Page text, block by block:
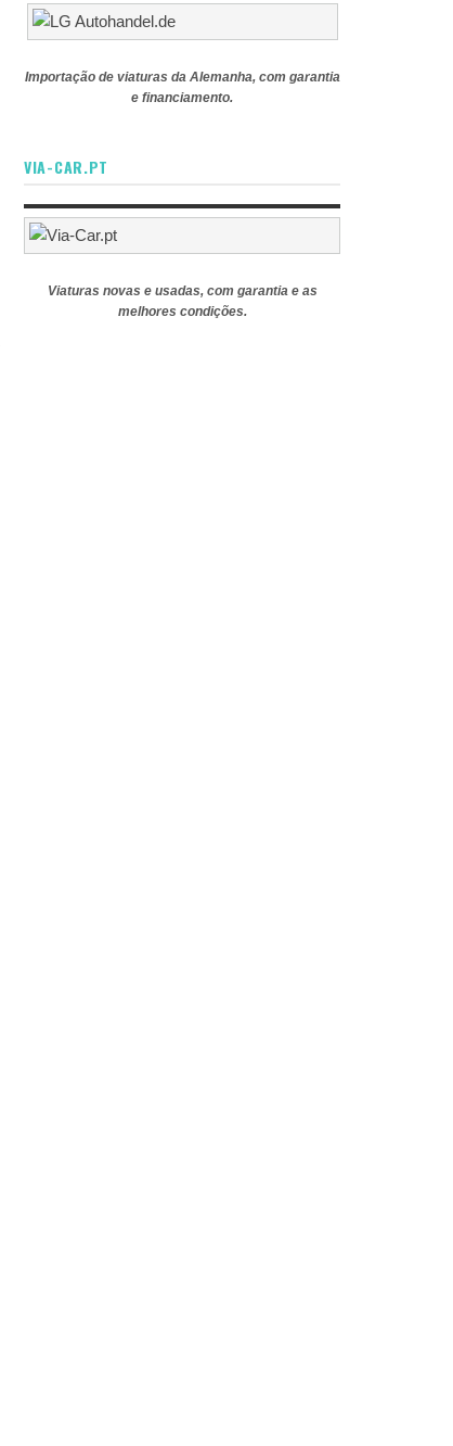
Importação de viaturas da Alemanha, com garantia
e financiamento.
VIA-CAR.PT
Viaturas novas e usadas, com garantia e as
melhores condições.